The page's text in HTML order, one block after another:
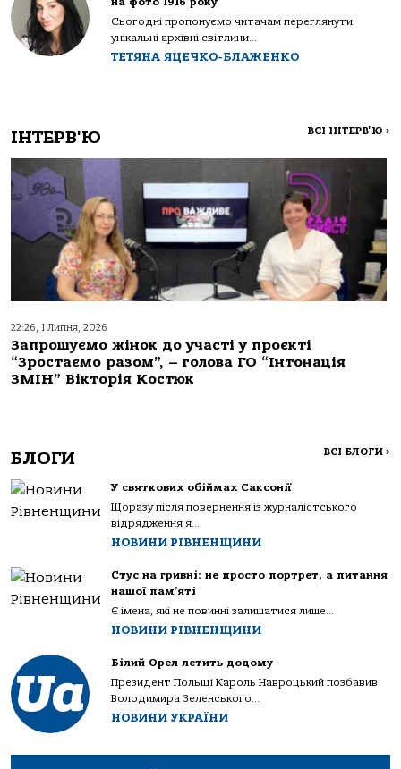
Сьогодні пропонуємо читачам переглянути
унікальні архівні світлини...
ТЕТЯНА ЯЦЕЧКО-БЛАЖЕНКО
ІНТЕРВ'Ю ВСІ ІНТЕРВ'Ю >
22:26, 1 Липня, 2026
Запрошуємо жінок до участі у проєкті
“Зростаємо разом”, – голова ГО “Інтонація
ЗМІН” Вікторія Костюк
БЛОГИ ВСІ БЛОГИ >
У святкових обіймах Саксонії
Щоразу після повернення із журналістського
відрядження я...
НОВИНИ РІВНЕНЩИНИ
Стус на гривні: не просто портрет, а питання
нашої пам’яті
Є імена, які не повинні залишатися лише...
НОВИНИ РІВНЕНЩИНИ
Білий Орел летить додому
Президент Польщі Кароль Навроцький позбавив
Володимира Зеленського...
НОВИНИ УКРАЇНИ